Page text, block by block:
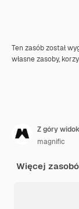
Ten zasób został
własne zasoby,
Z góry
magnific
Więcej